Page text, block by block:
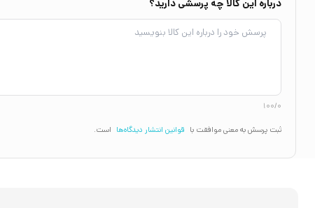
درباره این کالا چه پرسشی دارید؟
100/0
ثبت پرسش به معنی موافقت با قوانین انتشار دیدگاه‌ها است.